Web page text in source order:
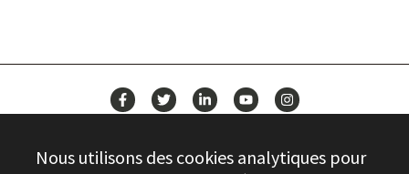
Nous utilisons des cookies analytiques pour